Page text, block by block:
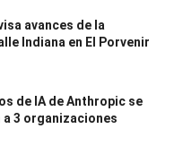
avances de la
Indiana en El Porvenir
de IA de Anthropic se
a 3 organizaciones